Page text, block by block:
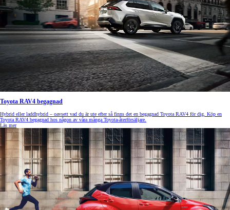
Toyota RAV4 begagnad
Hybrid eller laddhybrid – oavsett vad du är ute efter så finns det en begagnad Toyota RAV4 för dig. Köp en
Toyota RAV4 begagnad hos någon av våra många Toyota-återförsäljare.
Läs mer